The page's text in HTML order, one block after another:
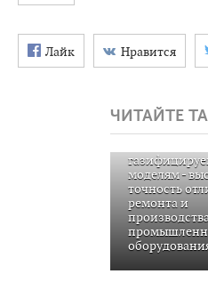
Лайк Нравится
ЧИТАЙТЕ
моделям -
точность
ремонта и